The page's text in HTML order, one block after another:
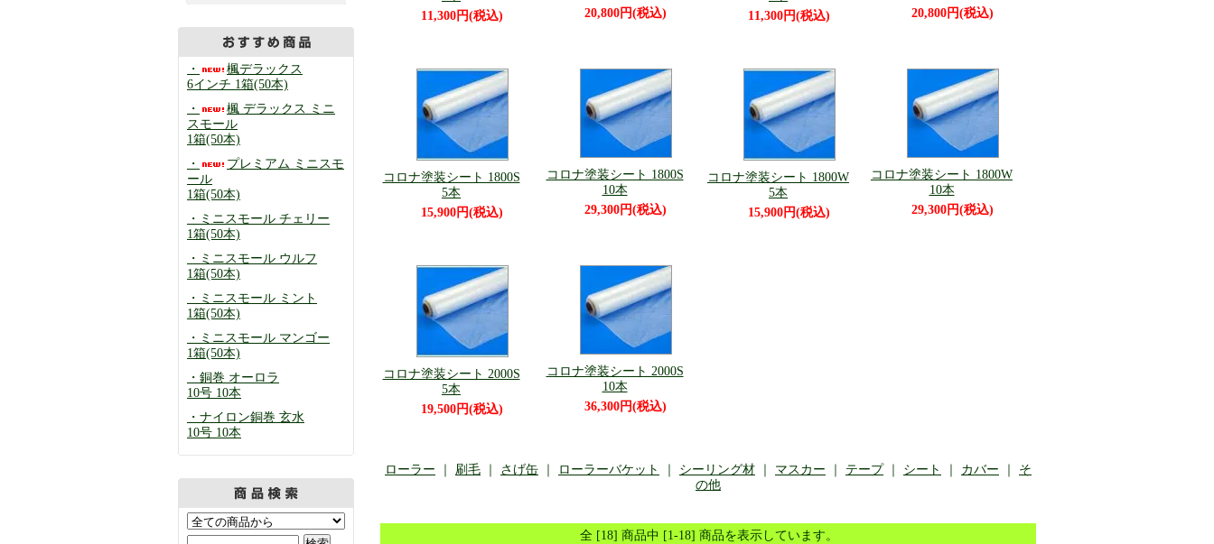
・
楓デラックス
6インチ 1箱(50本)
・
楓 デラックス ミニ
スモール
1箱(50本)
・
プレミアム ミニスモ
ール
1箱(50本)
・ミニスモール チェリー
1箱(50本)
・ミニスモール ウルフ
1箱(50本)
・ミニスモール ミント
1箱(50本)
・ミニスモール マンゴー
1箱(50本)
・銅巻 オーロラ
10号 10本
・ナイロン銅巻 玄水
10号 10本
11,300円(税込)
20,800円(税込)
11,300円(税込)
20,800円(税込)
コロナ塗装シート 1800S
5本
15,900円(税込)
コロナ塗装シート 1800S
10本
29,300円(税込)
コロナ塗装シート 1800W
5本
15,900円(税込)
コロナ塗装シート 1800W
10本
29,300円(税込)
コロナ塗装シート 2000S
5本
19,500円(税込)
コロナ塗装シート 2000S
10本
36,300円(税込)
ローラー 刷毛 さげ缶 ローラーバケット シーリング材 マスカー テープ｜ シート カバー
そ
の他
全 [18] 商品中 [1-18] 商品を表示しています。